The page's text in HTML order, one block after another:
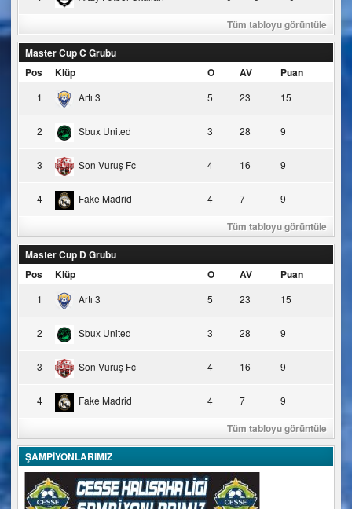
Tüm tabloyu görüntüle
Master Cup C Grubu
Pos
Klüp O AV Puan
1 Artı 3 5 23 15
2 Sbux United 3 28 9
3 Son Vuruş Fc 4 16 9
4 Fake Madrid 4 7 9
Tüm tabloyu görüntüle
Master Cup D Grubu
Pos
Klüp O AV Puan
1 Artı 3 5 23 15
2 Sbux United 3 28 9
3 Son Vuruş Fc 4 16 9
4 Fake Madrid 4 7 9
Tüm tabloyu görüntüle
ŞAMPİYONLARIMIZ